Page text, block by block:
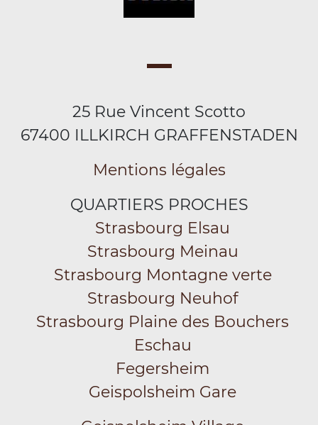
25 Rue Vincent Scotto
67400 ILLKIRCH GRAFFENSTADEN
Mentions légales
QUARTIERS PROCHES
Strasbourg Elsau
Strasbourg Meinau
Strasbourg Montagne verte
Strasbourg Neuhof
Strasbourg Plaine des Bouchers
Eschau
Fegersheim
Geispolsheim Gare